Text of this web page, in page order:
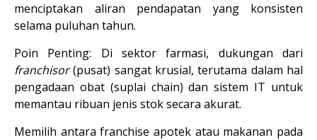
menciptakan aliran pendapatan yang konsisten
selama puluhan tahun.
Poin Penting:
franchisor (pusat) sangat krusial, terutama dalam hal
pengadaan obat (suplai chain) dan sistem IT untuk
memantau ribuan jenis stok secara akurat.
Memilih antara franchise apotek atau makanan pada